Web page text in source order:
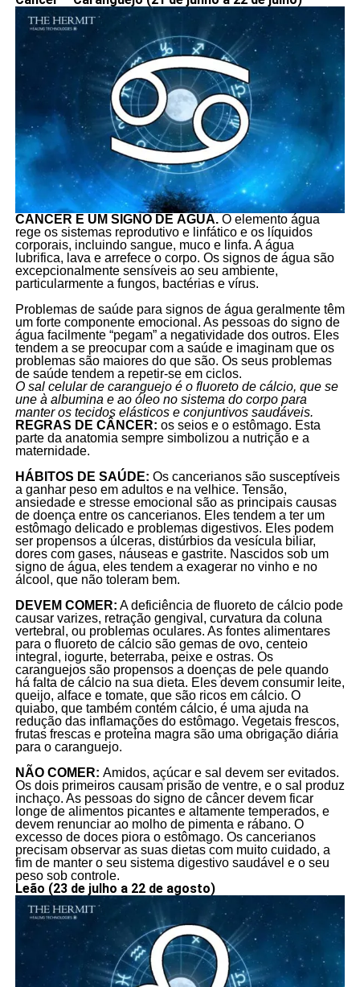
CÂNCER É UM SIGNO DE ÁGUA.O elemento água
rege os sistemas reprodutivo e linfático e os líquidos
corporais, incluindo sangue, muco e linfa. A água
lubrifica, lava e arrefece o corpo. Os signos de água são
excepcionalmente sensíveis ao seu ambiente,
particularmente a fungos, bactérias e vírus.
Problemas de saúde para signos de água geralmente têm
um forte componente emocional. As pessoas do signo de
água facilmente “pegam” a negatividade dos outros. Eles
tendem a se preocupar com a saúde e imaginam que os
problemas são maiores do que são. Os seus problemas
de saúde tendem a repetir-se em ciclos.
O sal celular de caranguejo é o fluoreto de cálcio, que se
une à albumina e ao óleo no sistema do corpo para
manter os tecidos elásticos e conjuntivos saudáveis.
REGRAS DE CÂNCER: os seios e o estômago. Esta
parte da anatomia sempre simbolizou a nutrição e a
maternidade.
HÁBITOS DE SAÚDE: Os cancerianos são susceptíveis
a ganhar peso em adultos e na velhice. Tensão,
ansiedade e stresse emocional são as principais causas
de doença entre os cancerianos. Eles tendem a ter um
estômago delicado e problemas digestivos. Eles podem
ser propensos a úlceras, distúrbios da vesícula biliar,
dores com gases, náuseas e gastrite. Nascidos sob um
signo de água, eles tendem a exagerar no vinho e no
álcool, que não toleram bem.
DEVEM COMER: A deficiência de fluoreto de cálcio pode
causar varizes, retração gengival, curvatura da coluna
vertebral, ou problemas oculares. As fontes alimentares
para o fluoreto de cálcio são gemas de ovo, centeio
integral, iogurte, beterraba, peixe e ostras. Os
caranguejos são propensos a doenças de pele quando
há falta de cálcio na sua dieta. Eles devem consumir leite,
queijo, alface e tomate, que são ricos em cálcio. O
quiabo, que também contém cálcio, é uma ajuda na
redução das inflamações do estômago. Vegetais frescos,
frutas frescas e proteína magra são uma obrigação diária
para o caranguejo.
NÃO COMER: Amidos, açúcar e sal devem ser evitados.
Os dois primeiros causam prisão de ventre, e o sal produz
inchaço. As pessoas do signo de câncer devem ficar
longe de alimentos picantes e altamente temperados, e
devem renunciar ao molho de pimenta e rábano. O
excesso de doces piora o estômago. Os cancerianos
precisam observar as suas dietas com muito cuidado, a
fim de manter o seu sistema digestivo saudável e o seu
peso sob controle.
Leão (23 de julho a 22 de agosto)